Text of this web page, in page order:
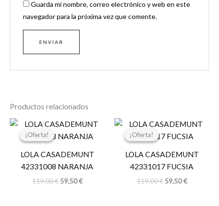
Guarda mi nombre, correo electrónico y web en este
navegador para la próxima vez que comente.
Productos relacionados
¡Oferta!
¡Oferta!
LOLA CASADEMUNT
42331008 NARANJA
119,00€
El
original
119,00 €.
59,50€
El
actual
59,50 €.
¡Oferta!
¡Oferta!
LOLA CASADEMUNT
42331017 FUCSIA
119,00€
El
original
119,00 €.
59,50€
El
actual
59,50 €.